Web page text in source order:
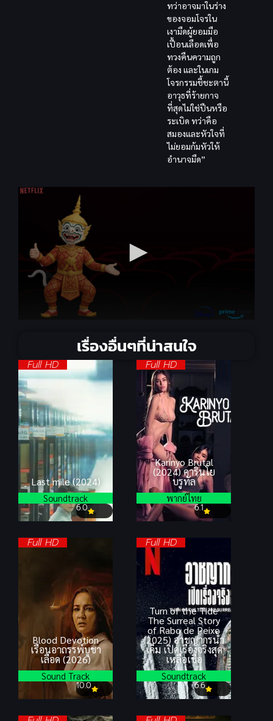
ทว่าอาจมาในร่าง
ของจอมโจรใน
เงามืดผู้ยอมมือ
เปื้อนเลือดเพื่อ
ทวงคืนความถูก
ต้อง และในเกม
โจรกรรมชี้ชะตานี้
อาวุธที่ร้ายกาจ
ที่สุดไม่ใช่ปืนหรือ
ระเบิด ทว่าคือ
สมองและหัวใจที่
ไม่ยอมก้มหัวให้
อำนาจมืด”
เรื่องอื่นๆที่น่าสนใจ
Full HD
Last mile (2024)
6.0
Soundtrack
Full HD
Karinyo Brutal
(2024) คารินโย
บรูทัล
6.1
พากย์ไทย
Full HD
Blood Devotion
เรือนอาถรรพ์บูชา
เลือด (2026)
10.0
Sound Track
Full HD
Turn of the Tide
The Surreal Story
of Rabo de Peixe
(2025) อาชญากรน้ำ
เค็ม เปิดเรื่องจริงสุด
เหลือเชื่อ
6.6
Soundtrack